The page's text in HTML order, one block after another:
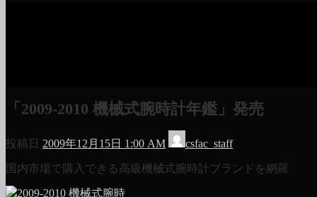
「2009-2010 機械式腕時計年鑑」発売
投稿日 2009年12月15日 1:00 AM
csfac_staff
国内市場で購入できる高級機械式腕時計ブランドを網羅